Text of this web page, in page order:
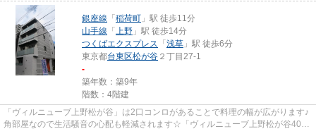
銀座線 「 稲荷町 」駅 徒歩11分
山手線 「 上野 」駅 徒歩14分
つくばエクスプレス 「 浅草 」駅 徒歩6分
東京都台東区松が谷 ２丁目27-1
-
築年数：築9年
階数：4階建
「ヴィルニューブ上野松が谷」は2口コンロがあることで料理の幅が広がります♪
角部屋なので生活騒音の心配も軽減されます☆「ヴィルニューブ上野松が谷401